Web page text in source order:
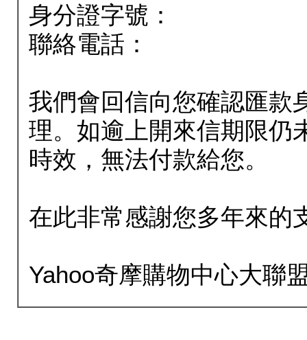
身分證字號：
聯絡電話：
我們會回信向您確認匯款
理。如逾上開來信期限仍
時效，無法付款給您。
在此非常感謝您多年來的
Yahoo奇摩購物中心大